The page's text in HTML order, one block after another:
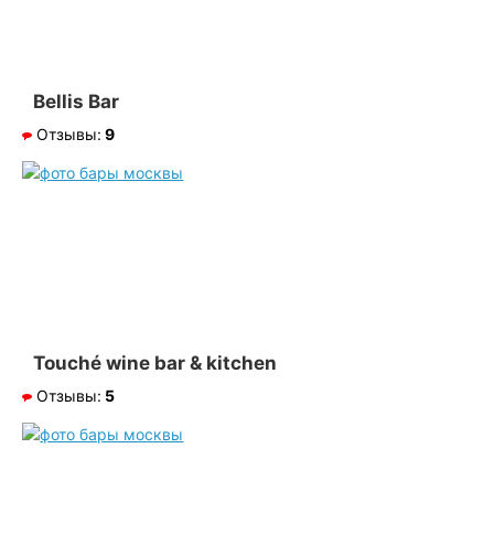
Bellis Bar
Отзывы: 9
Touché wine bar & kitchen
Отзывы: 5